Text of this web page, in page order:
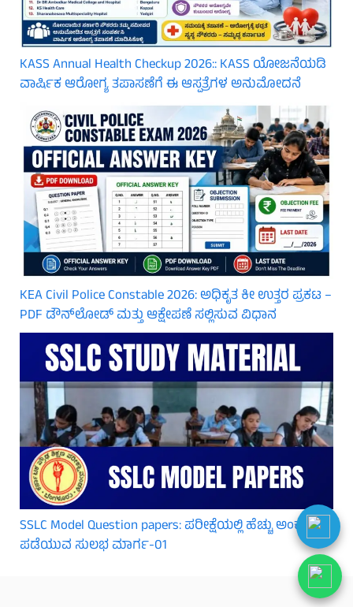
KASS Annual Health Checkup 2026:: KASS ಯೋಜನೆಯಡಿ
ವಾರ್ಷಿಕ ಆರೋಗ್ಯ ತಪಾಸಣೆಗೆ ಈ ಆಸ್ಪತ್ರೆಗಳ ಅನುಮೋದನೆ
KEA Civil Police Constable 2026: ಅಧಿಕೃತ ಕೀ ಉತ್ತರ ಪ್ರಕಟ –
PDF ಡೌನ್‌ಲೋಡ್ ಮತ್ತು ಆಕ್ಷೇಪಣೆ ಸಲ್ಲಿಸುವ ವಿಧಾನ
SSLC Model Question papers: ಪರೀಕ್ಷೆಯಲ್ಲಿ ಹೆಚ್ಚು ಅಂಕ
ಪಡೆಯುವ ಸುಲಭ ಮಾರ್ಗ-01